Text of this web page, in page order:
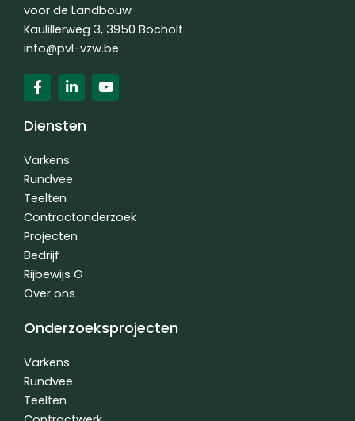
voor de Landbouw
Kaulillerweg 3, 3950 Bocholt
info@pvl-vzw.be
F
a
c
e
b
o
k
-
f
L
i
n
k
e
n
-
n
Y
o
u
Diensten
Varkens
Rundvee
Teelten
Contractonderzoek
Projecten
Bedrijf
Rijbewijs G
Over ons
Onderzoeksprojecten
Varkens
Rundvee
Teelten